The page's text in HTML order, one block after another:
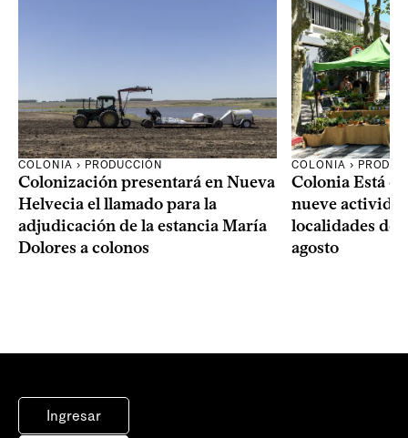
COLONIA › PRODUCCIÓN
Colonización presentará en Nueva
Helvecia el llamado para la
adjudicación de la estancia María
Dolores a colonos
COLONIA ›
Colonia Está
nueve
localidades del
agosto
Ingresar